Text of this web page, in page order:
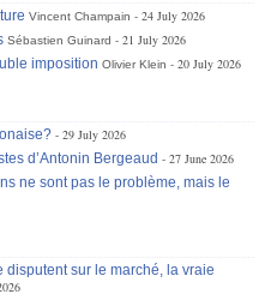
Vincent Champain
24 July 2026
Sébastien Guinard
21 July 2026
imposition Olivier Klein 20 July 2026
29 July 2026
d’Antonin Bergeaud
27 June 2026
ne sont pas le problème, mais le
disputent sur le marché, la vraie